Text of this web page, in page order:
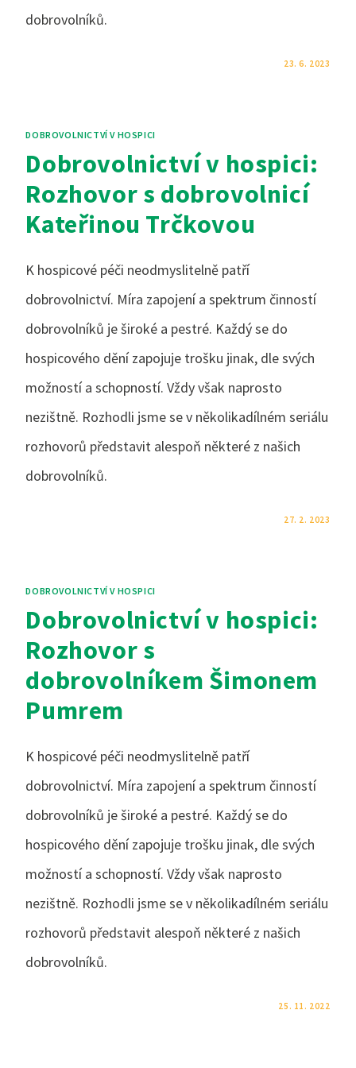
dobrovolníků.
23. 6. 2023
DOBROVOLNICTVÍ V HOSPICI
Dobrovolnictví v hospici:
Rozhovor s dobrovolnicí
Kateřinou Trčkovou
K hospicové péči neodmyslitelně patří
dobrovolnictví. Míra zapojení a spektrum činností
dobrovolníků je široké a pestré. Každý se do
hospicového dění zapojuje trošku jinak, dle svých
možností a schopností. Vždy však naprosto
nezištně. Rozhodli jsme se v několikadílném seriálu
rozhovorů představit alespoň některé z našich
dobrovolníků.
27. 2. 2023
DOBROVOLNICTVÍ V HOSPICI
Dobrovolnictví v hospici:
Rozhovor s
dobrovolníkem Šimonem
Pumrem
K hospicové péči neodmyslitelně patří
dobrovolnictví. Míra zapojení a spektrum činností
dobrovolníků je široké a pestré. Každý se do
hospicového dění zapojuje trošku jinak, dle svých
možností a schopností. Vždy však naprosto
nezištně. Rozhodli jsme se v několikadílném seriálu
rozhovorů představit alespoň některé z našich
dobrovolníků.
25. 11. 2022